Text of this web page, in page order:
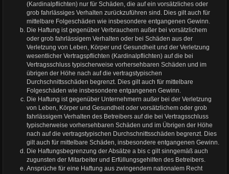
(Kardinalpflichten) nur für Schäden, die auf ein vorsätzliches oder
grob fahrlässiges Verhalten zurückzuführen sind. Dies gilt auch für
mittelbare Folgeschäden wie insbesondere entgangenen Gewinn.
Die Haftung ist gegenüber Verbrauchern außer bei vorsätzlichem
oder grob fahrlässigem Verhalten oder bei Schäden aus der
Verletzung von Leben, Körper und Gesundheit und der Verletzung
wesentlicher Vertragspflichten (Kardinalpflichten) auf die bei
Vertragsschluss typischerweise vorhersehbaren Schäden und im
übrigen der Höhe nach auf die vertragstypischen
Durchschnittsschäden begrenzt. Dies gilt auch für mittelbare
Folgeschäden wie insbesondere entgangenen Gewinn.
Die Haftung ist gegenüber Unternehmern außer bei der Verletzung
von Leben, Körper und Gesundheit oder vorsätzlichem oder grob
fahrlässigem Verhalten des Betreibers auf die bei Vertragsschluss
typischerweise vorhersehbaren Schäden und im Übrigen der Höhe
nach auf die vertragstypischen Durchschnittsschäden begrenzt. Dies
gilt auch für mittelbare Schäden, insbesondere entgangenen Gewinn.
Die Haftungsbegrenzung der Absätze a bis c gilt sinngemäß auch
zugunsten der Mitarbeiter und Erfüllungsgehilfen des Betreibers.
Ansprüche für eine Haftung aus zwingendem nationalem Recht